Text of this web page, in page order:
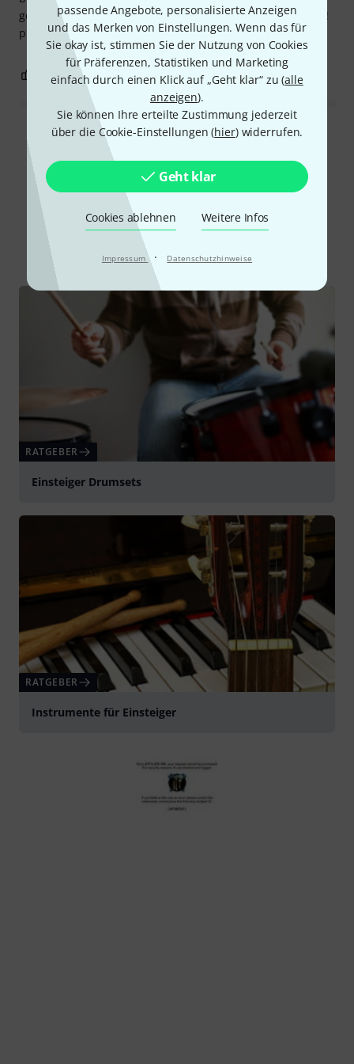
passende Angebote, personalisierte Anzeigen
und das Merken von Einstellungen. Wenn das für
Sie okay ist, stimmen Sie der Nutzung von Cookies
für Präferenzen, Statistiken und Marketing
einfach durch einen Klick auf „Geht klar“ zu (alle
anzeigen).
Sie können Ihre erteilte Zustimmung jederzeit
über die Cookie-Einstellungen (hier) widerrufen.
Geht klar
Cookies ablehnen Weitere Infos
Impressum · Datenschutzhinweise
gepasst! war sehr verständlich,gut erklärt und top beraten!
produkte passen und preisleistung stimmt.
BEWERTUNG MELDEN
Alle Bewertungen lesen
Schon gewusst?
Ratgeber
RATGEBER
Einsteiger Drumsets
RATGEBER
Instrumente für Einsteiger